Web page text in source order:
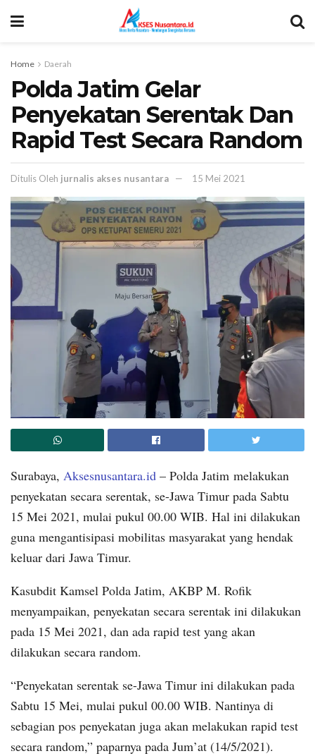
Home Daerah
Polda Jatim Gelar
Penyekatan Serentak Dan
Rapid Test Secara Random
Ditulis Oleh jurnalis akses nusantara 15 Mei 2021
Surabaya, Aksesnusantara.id – Polda Jatim melakukan
penyekatan secara serentak, se-Jawa Timur pada Sabtu
15 Mei 2021, mulai pukul 00.00 WIB. Hal ini dilakukan
guna mengantisipasi mobilitas masyarakat yang hendak
keluar dari Jawa Timur.
Kasubdit Kamsel Polda Jatim, AKBP M. Rofik
menyampaikan, penyekatan secara serentak ini dilakukan
pada 15 Mei 2021, dan ada rapid test yang akan
dilakukan secara random.
“Penyekatan serentak se-Jawa Timur ini dilakukan pada
Sabtu 15 Mei, mulai pukul 00.00 WIB. Nantinya di
sebagian pos penyekatan juga akan melakukan rapid test
secara random,” paparnya pada Jum’at (14/5/2021).